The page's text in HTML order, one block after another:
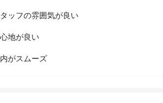
ッフの雰囲気が良い
地が良い
がスムーズ